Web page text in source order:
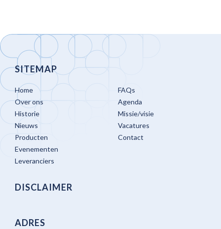
SITEMAP
Home
Over ons
Historie
Nieuws
Producten
Evenementen
Leveranciers
FAQs
Agenda
Missie/visie
Vacatures
Contact
DISCLAIMER
ADRES